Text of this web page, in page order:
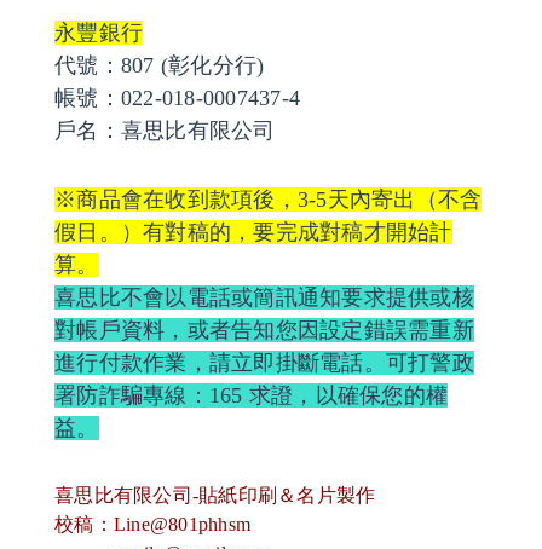
永豐銀行
代號：807 (彰化分行)
帳號：022-018-0007437-4
戶名：喜思比有限公司
※商品會在收到款項後，3-5天內寄出（不含
假日。）有對稿的，要完成對稿才開始計
算。
喜思比不會以電話或簡訊通知要求提供或核
對帳戶資料，或者告知您因設定錯誤需重新
進行付款作業，請立即掛斷電話。可打警政
署防詐騙專線：165 求證，以確保您的權
益。
喜思比有限公司-貼紙印刷＆名片製作
校稿：Line@801phhsm